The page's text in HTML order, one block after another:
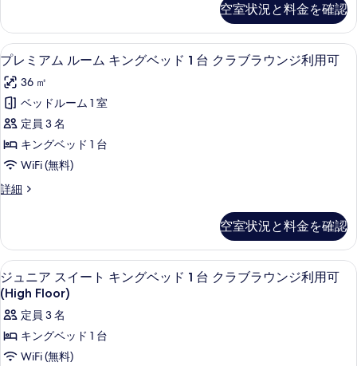
ウ
ン
ジ
利
用
可
の
す
べ
の
写
真
を
表
示
す
ラ
ウ
ン
ジ
利
用
可
の
詳
キ
ン
グ
ベ
ッ
ド
1
台
プ
ビ
ュ
ー
の
す
べ
ー
ド
ル
ム
キ
グ
ベ
ッ
ド
1
ル
ビ
ュ
ー
の
詳
細
空室状況と料金を確認
プ
レ
ミ
ア
ム
ル
ー
ム
ン
グ
ベ
ッ
ド
1
台
高級寝具、ピロートップベッド、ミ
8
プレミアム ルーム キングベッド 1 台 クラブラウンジ利用可
36 ㎡
ベッドルーム 1 室
定員 3 名
キングベッド 1 台
WiFi (無料)
詳細
プ
ム
ル
ー
ム
キ
ン
グ
ッ
空室状況と料金を確認
ジ
ュ
ニ
ア
ス
高級寝具、ピロートップベッド、ミ
5
ジュニア スイート キングベッド 1 台 クラブラウンジ利用可
(High Floor)
定員 3 名
キングベッド 1 台
WiFi (無料)